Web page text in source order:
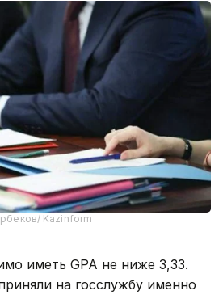
Kazinform
иметь GPA не ниже 3,33.
на госслужбу именно